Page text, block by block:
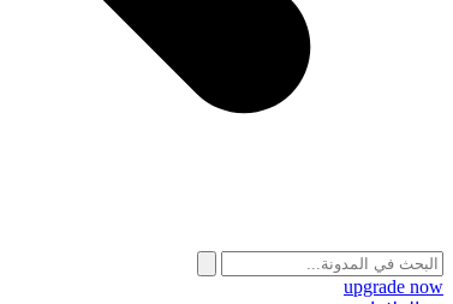
upgrade now